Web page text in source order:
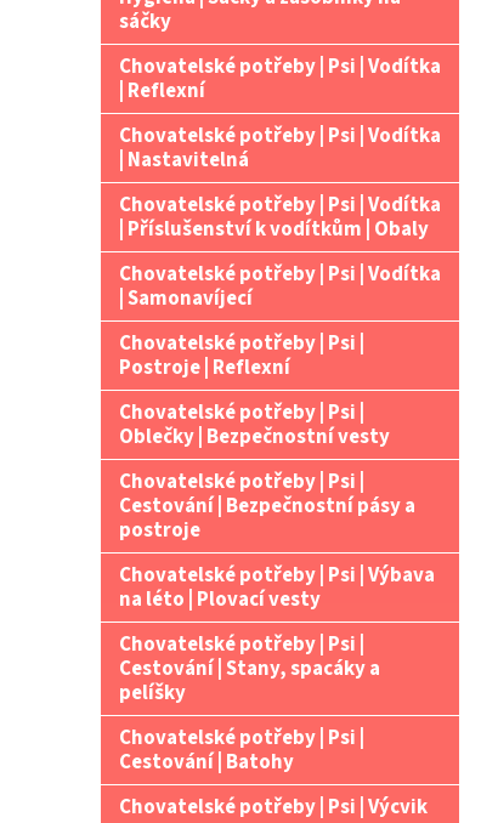
e
sáčky
Chovatelské potřeby | Psi | Vodítka
| Reflexní
Chovatelské potřeby | Psi | Vodítka
| Nastavitelná
Chovatelské potřeby | Psi | Vodítka
| Příslušenství k vodítkům | Obaly
Chovatelské potřeby | Psi | Vodítka
| Samonavíjecí
Chovatelské potřeby | Psi |
Postroje | Reflexní
Chovatelské potřeby | Psi |
Oblečky | Bezpečnostní vesty
Chovatelské potřeby | Psi |
Cestování | Bezpečnostní pásy a
postroje
Chovatelské potřeby | Psi | Výbava
na léto | Plovací vesty
Chovatelské potřeby | Psi |
Cestování | Stany, spacáky a
pelíšky
Chovatelské potřeby | Psi |
Cestování | Batohy
Chovatelské potřeby | Psi | Výcvik